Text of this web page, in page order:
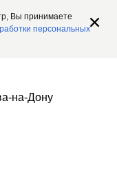
Вы принимаете
персональных
на-Дону